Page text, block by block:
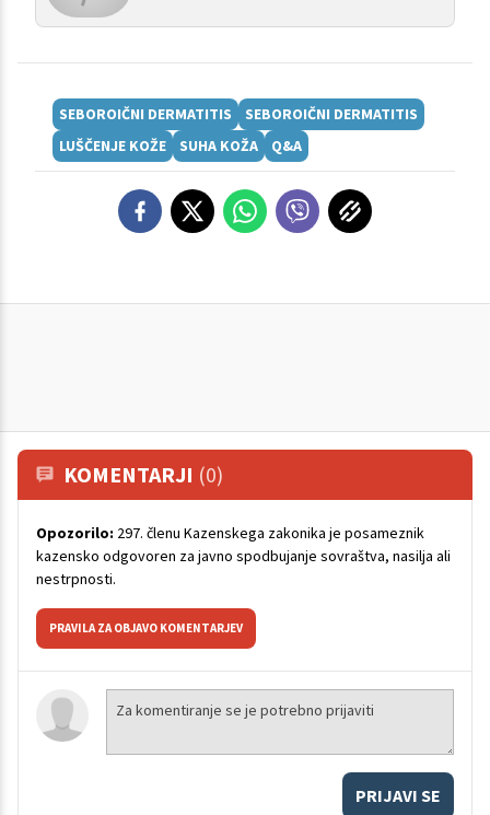
SEBOROIČNI DERMATITIS
SEBOROIČNI DERMATITIS
LUŠČENJE KOŽE
SUHA KOŽA Q&A
KOMENTARJI (0)
Opozorilo: 297. členu Kazenskega zakonika je posameznik
kazensko odgovoren za javno spodbujanje sovraštva, nasilja ali
nestrpnosti.
PRAVILA ZA OBJAVO KOMENTARJEV
PRIJAVI SE